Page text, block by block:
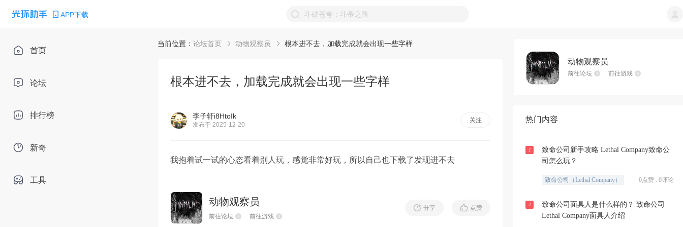
APP下载
首页
论坛
排行榜
新奇
工具
当前位置： 论坛首页 动物观察员 根本进不去，加载完成就会出现一些字样
根本进不去，加载完成就会出现一些字样
李子轩i8HtoIk
发布于 2025-12-20
关注
我抱着试一试的心态看着别人玩，感觉非常好玩，所以自己也下载了发现进不去
动物观察员
前往论坛 前往游戏
分享 点赞
动物观察员
前往论坛 前往游戏
热门内容
1
致命公司新手攻略 Lethal Company致命公
司怎么玩？
致命公司（Lethal Company） 0点赞 . 0评论
2
致命公司面具人是什么样的？ 致命公司
Lethal Company面具人介绍